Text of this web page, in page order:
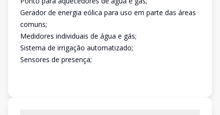
Gerador de energia eólica para uso em parte das áreas
comuns;
Medidores individuais de água e gás;
Sistema de irrigação automatizado;
Sensores de presença;